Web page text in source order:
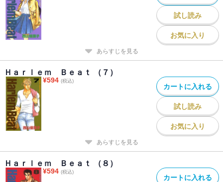
試し読み
お気に入り
あらすじを見る
Ｈａｒｌｅｍ Ｂｅａｔ （７）
¥594 (税込)
カートに入れる
試し読み
お気に入り
あらすじを見る
Ｈａｒｌｅｍ Ｂｅａｔ （８）
¥594 (税込)
カートに入れる